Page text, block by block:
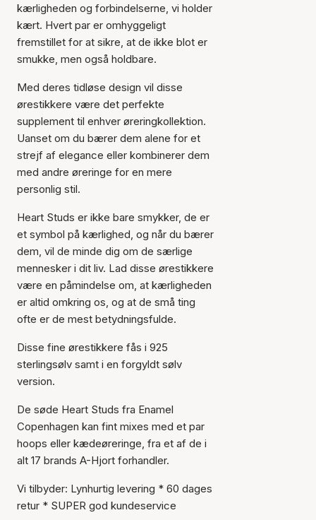
Varen er tilføjet til kurven
kærligheden og forbindelserne, vi holder
kært. Hvert par er omhyggeligt
fremstillet for at sikre, at de ikke blot er
smukke, men også holdbare.
Med deres tidløse design vil disse
ørestikkere være det perfekte
supplement til enhver øreringkollektion.
Uanset om du bærer dem alene for et
strejf af elegance eller kombinerer dem
med andre øreringe for en mere
personlig stil.
Heart Studs er ikke bare smykker, de er
et symbol på kærlighed, og når du bærer
dem, vil de minde dig om de særlige
mennesker i dit liv. Lad disse ørestikkere
være en påmindelse om, at kærligheden
er altid omkring os, og at de små ting
ofte er de mest betydningsfulde.
Disse fine ørestikkere fås i 925
sterlingsølv samt i en forgyldt sølv
version.
De søde Heart Studs fra Enamel
Copenhagen kan fint mixes med et par
hoops eller kædeøreringe, fra et af de i
alt 17 brands A-Hjort forhandler.
Vi tilbyder: Lynhurtig levering * 60 dages
retur * SUPER god kundeservice